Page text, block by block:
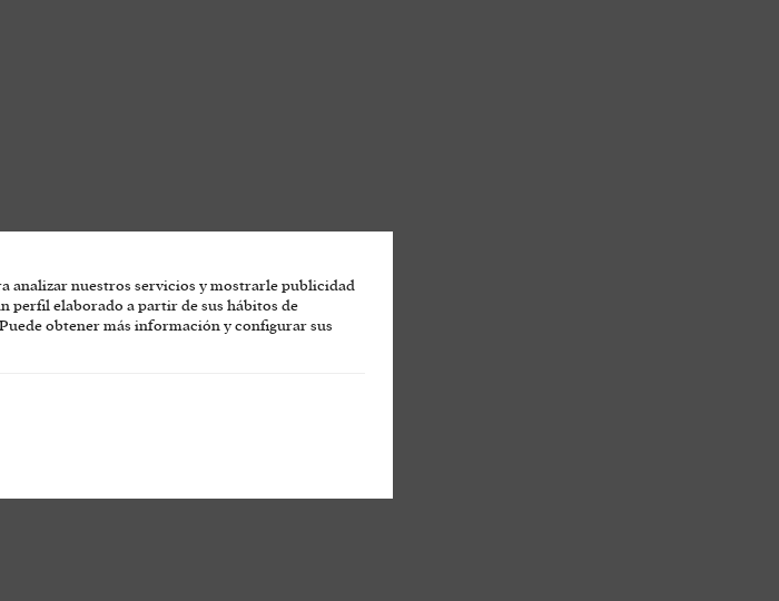
analizar nuestros servicios y mostrarle publicidad
perfil elaborado a partir de sus hábitos de
obtener más información y configurar sus